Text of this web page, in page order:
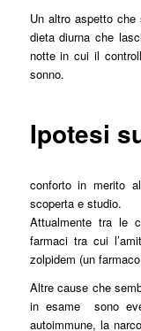
Un altro aspetto
dieta diurna che
notte in cui il
sonno.
Ipotesi
conforto in merito
scoperta e studio.
Attualmente tra le
farmaci tra cui
zolpidem (un
Altre cause che
in esame sono
autoimmune, la